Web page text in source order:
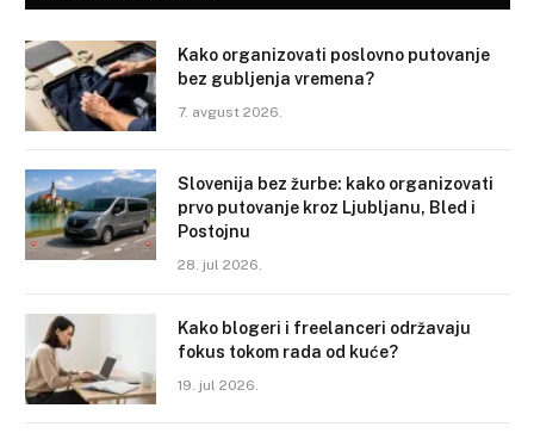
Kako organizovati poslovno putovanje
bez gubljenja vremena?
7. avgust 2026.
Slovenija bez žurbe: kako organizovati
prvo putovanje kroz Ljubljanu, Bled i
Postojnu
28. jul 2026.
Kako blogeri i freelanceri održavaju
fokus tokom rada od kuće?
19. jul 2026.